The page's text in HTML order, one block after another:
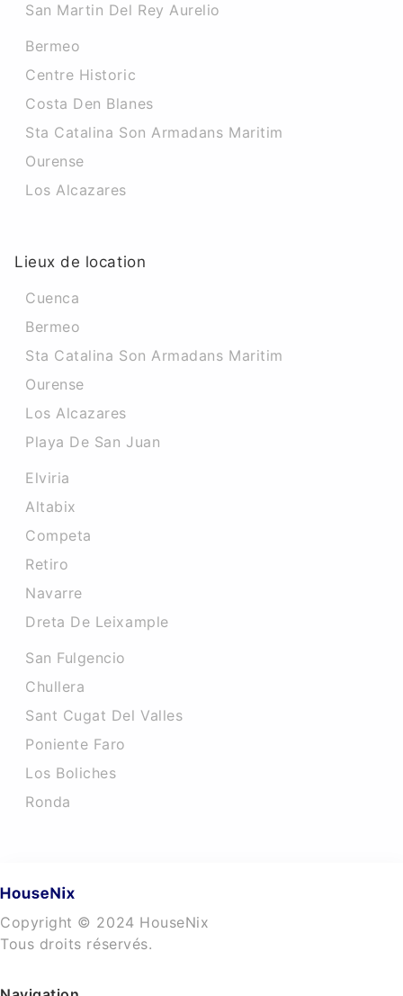
San Martin Del Rey Aurelio
Bermeo
Centre Historic
Costa Den Blanes
Sta Catalina Son Armadans Maritim
Ourense
Los Alcazares
Lieux de location
Cuenca
Bermeo
Sta Catalina Son Armadans Maritim
Ourense
Los Alcazares
Playa De San Juan
Elviria
Altabix
Competa
Retiro
Navarre
Dreta De Leixample
San Fulgencio
Chullera
Sant Cugat Del Valles
Poniente Faro
Los Boliches
Ronda
Copyright © 2024 HouseNix
Tous droits réservés.